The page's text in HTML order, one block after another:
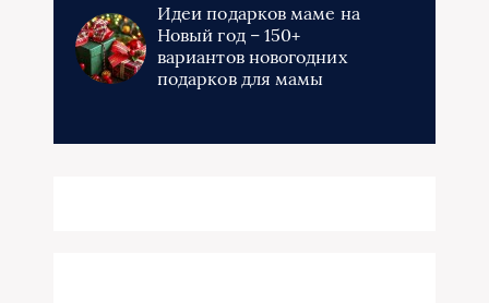
Идеи подарков маме на
Новый год – 150+
вариантов новогодних
подарков для мамы